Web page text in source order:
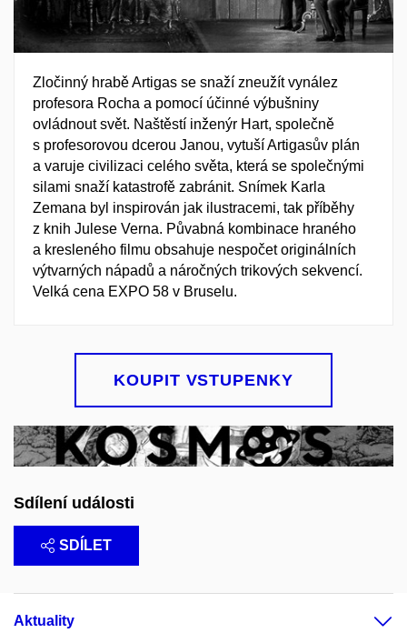
Zločinný hrabě Artigas se snaží zneužít vynález
profesora Rocha a pomocí účinné výbušniny
ovládnout svět. Naštěstí inženýr Hart, společně
s profesorovou dcerou Janou, vytuší Artigasův plán
a varuje civilizaci celého světa, která se společnými
silami snaží katastrofě zabránit. Snímek Karla
Zemana byl inspirován jak ilustracemi, tak příběhy
z knih Julese Verna. Půvabná kombinace hraného
a kresleného filmu obsahuje nespočet originálních
výtvarných nápadů a náročných trikových sekvencí.
Velká cena EXPO 58 v Bruselu.
KOUPIT VSTUPENKY
Sdílení události
SDÍLET
Aktuality